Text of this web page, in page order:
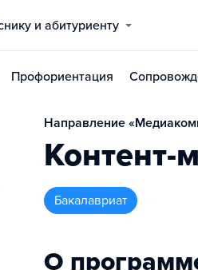
и абитуриенту
Профориентация
Направление
Контент-
бакалавриат
О